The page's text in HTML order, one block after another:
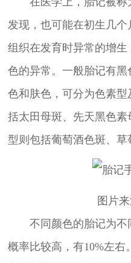
发现，也可能在初生几
组织在发育时异常的增
色的异常。一般胎记有
色和肤色，可分为色素
括太田母斑、先天黑色
型则包括葡萄酒色斑、草
图片
不同颜色的胎记为不
概率比较高，有10%左右